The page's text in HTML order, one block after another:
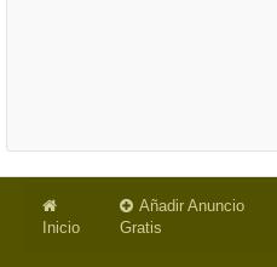
Inicio
Añadir Anuncio
Gratis